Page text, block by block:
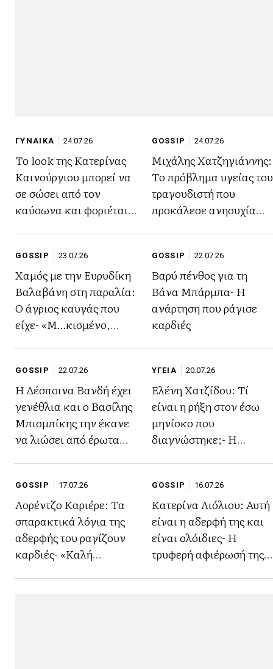
ΓΥΝΑΙΚΑ 24.07.26
Το look της Κατερίνας
Καινούργιου μπορεί να
σε σώσει από τον
καύσωνα και φοριέται
GOSSIP 24.07.26
Μιχάλης Χατζηγιάννης:
Το πρόβλημα υγείας του
τραγουδιστή που
προκάλεσε ανησυχία
GOSSIP 23.07.26
Χαμός με την Ευρυδίκη
Βαλαβάνη στη παραλία:
Ο άγριος καυγάς που
είχε- «Μ…κισμένο,
GOSSIP 22.07.26
Βαρύ πένθος για τη
Βάνα Μπάρμπα- Η
ανάρτηση που ράγισε
καρδιές
GOSSIP 22.07.26
Η Δέσποινα Βανδή έχει
γενέθλια και ο Βασίλης
Μπισμπίκης την έκανε
να λιώσει από έρωτα
ΥΓΕΙΑ 20.07.26
Ελένη Χατζίδου: Τί
είναι η ρήξη στον έσω
μηνίσκο που
διαγνώστηκε;- Η
GOSSIP 17.07.26
Λορέντζο Καριέρε: Τα
σπαρακτικά λόγια της
αδερφής του ραγίζουν
καρδιές- «Καλή
GOSSIP 16.07.26
Κατερίνα Λιόλιου: Αυτή
είναι η αδερφή της και
είναι ολόιδιες- Η
τρυφερή αφιέρωσή της